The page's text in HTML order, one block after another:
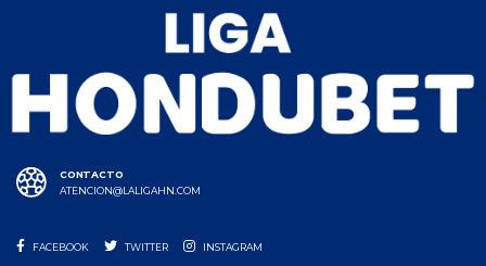
CONTACTO
ATENCION@LALIGAHN.COM
FACEBOOK TWITTER INSTAGRAM